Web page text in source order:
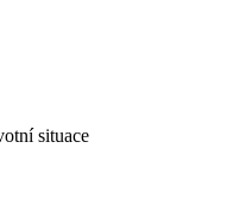
situace